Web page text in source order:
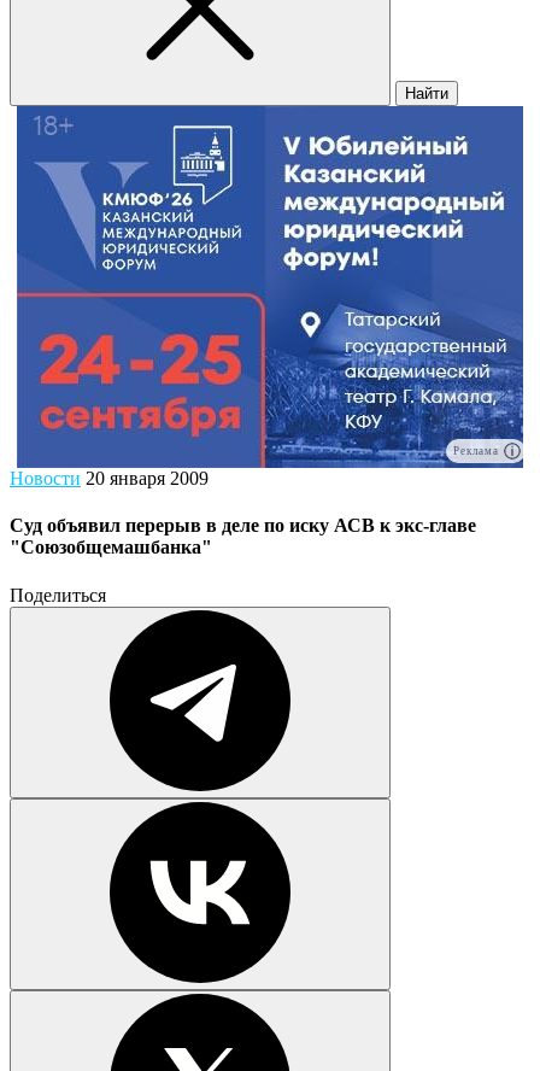
Найти
Реклама
Новости 20 января 2009
Суд объявил перерыв в деле по иску АСВ к экс-главе
"Союзобщемашбанка"
Поделиться